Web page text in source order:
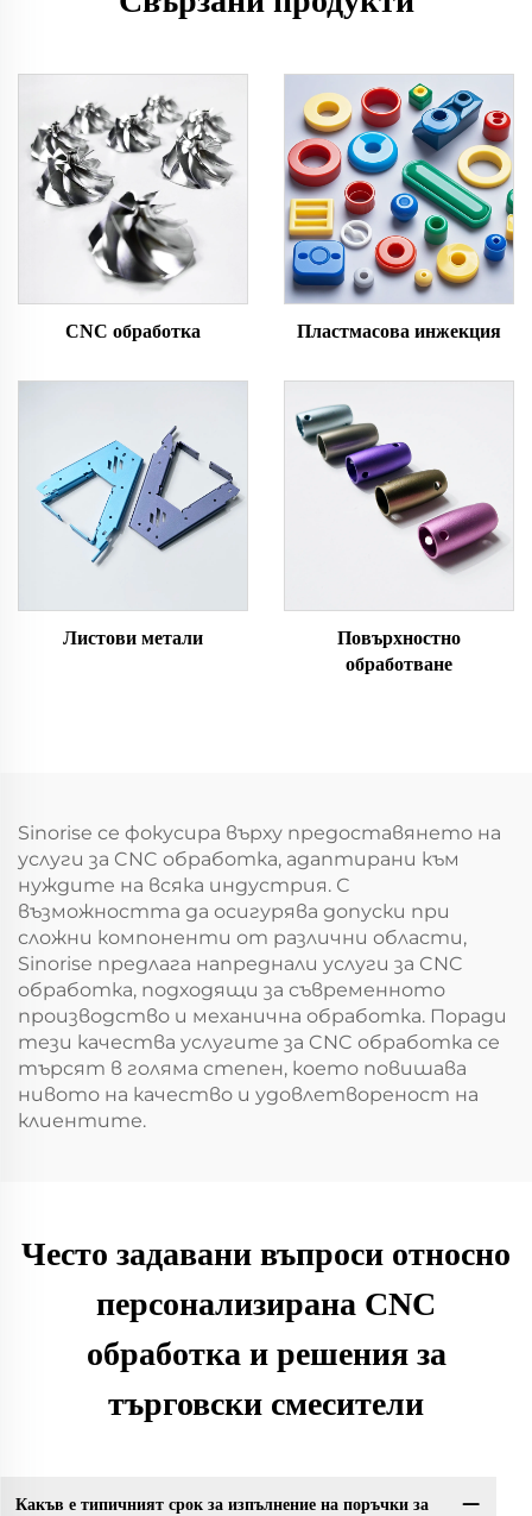
CNC обработка Пластмасова инжекция
Листови метали
Повърхностно
обработване
Sinorise се фокусира върху предоставянето на
услуги за CNC обработка, адаптирани към
нуждите на всяка индустрия. С
възможността да осигурява допуски при
сложни компоненти от различни области,
Sinorise предлага напреднали услуги за CNC
обработка, подходящи за съвременното
производство и механична обработка. Поради
тези качества услугите за CNC обработка се
търсят в голяма степен, което повишава
нивото на качество и удовлетвореност на
клиентите.
Често задавани въпроси относно
персонализирана CNC
обработка и решения за
търговски смесители
Какъв е типичният срок за изпълнение на поръчки за